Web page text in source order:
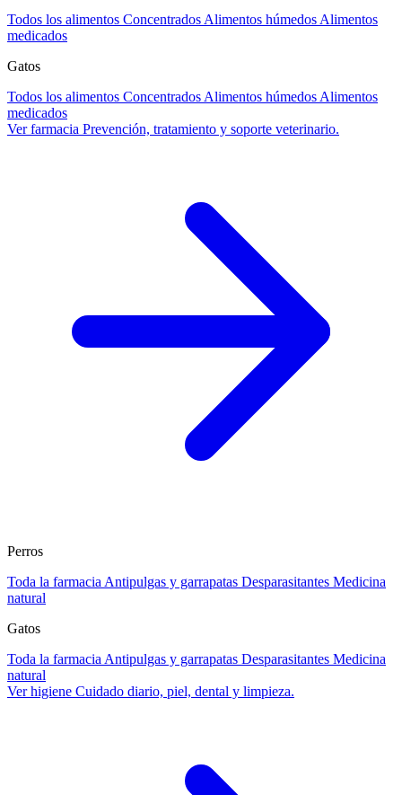
Todos los alimentos Concentrados Alimentos húmedos Alimentos
medicados
Gatos
Todos los alimentos Concentrados Alimentos húmedos Alimentos
medicados
Ver farmacia Prevención, tratamiento y soporte veterinario.
Perros
Toda la farmacia Antipulgas y garrapatas Desparasitantes Medicina
natural
Gatos
Toda la farmacia Antipulgas y garrapatas Desparasitantes Medicina
natural
Ver higiene Cuidado diario, piel, dental y limpieza.